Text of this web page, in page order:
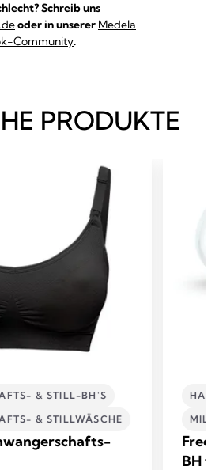
Schreib uns
oder in unserer Medela
Community.
PRODUKTE
& STILL-BH'S
& STILLWÄSCHE
BH